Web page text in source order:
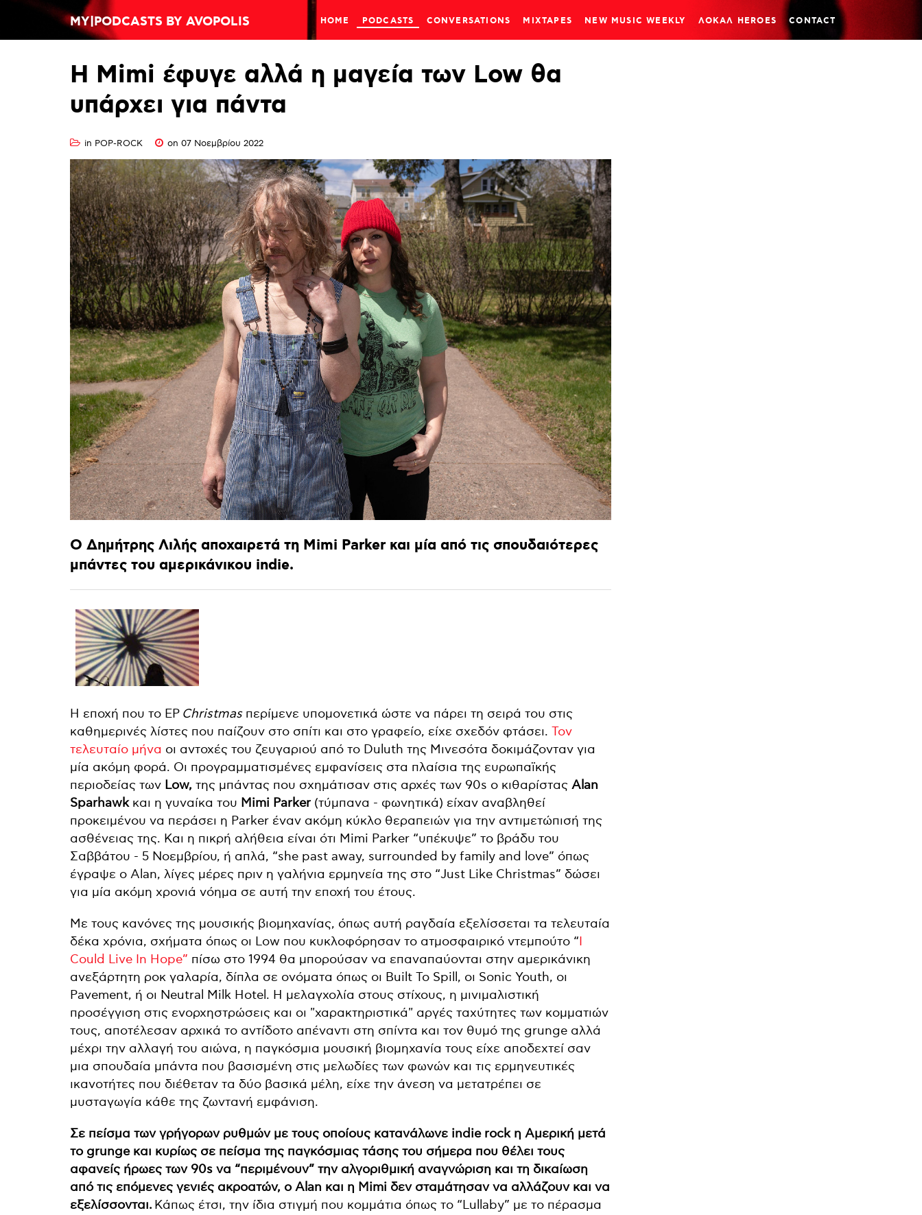
MY|PODCASTS BY AVOPOLIS HOME PODCASTS CONVERSATIONS MIXTAPES NEW MUSIC WEEKLY ΛΟΚΑΛ HEROES CONTACT
Η Mimi έφυγε αλλά η μαγεία των Low θα
υπάρχει για πάντα
in POP-ROCK on 07 Νοεμβρίου 2022
Ο Δημήτρης Λιλής αποχαιρετά τη Mimi Parker και μία από τις σπουδαιότερες
μπάντες του αμερικάνικου indie.
Η εποχή που το EP Christmasπερίμενε υπομονετικά ώστε να πάρει τη σειρά του στις
καθημερινές λίστες που παίζουν στο σπίτι και στο γραφείο, είχε σχεδόν φτάσει. Τον
τελευταίο μήνα οι αντοχές του ζευγαριού από το Duluth της Μινεσότα δοκιμάζονταν για
μία ακόμη φορά. Οι προγραμματισμένες εμφανίσεις στα πλαίσια της ευρωπαϊκής
περιοδείας των Low, της μπάντας που σχημάτισαν στις αρχές των 90s o κιθαρίστας Alan
Sparhawkκαι η γυναίκα του Mimi Parker(τύμπανα - φωνητικά) είχαν αναβληθεί
προκειμένου να περάσει η Parker έναν ακόμη κύκλο θεραπειών για την αντιμετώπισή της
ασθένειας της. Και η πικρή αλήθεια είναι ότι Mimi Parker “υπέκυψε” το βράδυ του
Σαββάτου - 5 Νοεμβρίου, ή απλά, “she past away, surrounded by family and love” όπως
έγραψε ο Alan, λίγες μέρες πριν η γαλήνια ερμηνεία της στο “Just Like Christmas” δώσει
για μία ακόμη χρονιά νόημα σε αυτή την εποχή του έτους.
Με τους κανόνες της μουσικής βιομηχανίας, όπως αυτή ραγδαία εξελίσσεται τα τελευταία
δέκα χρόνια, σχήματα όπως οι Low που κυκλοφόρησαν το ατμοσφαιρικό ντεμπούτο “
Could Live In Hope” πίσω στο 1994 θα μπορούσαν να επαναπαύονται στην αμερικάνικη
ανεξάρτητη ροκ γαλαρία, δίπλα σε ονόματα όπως οι Built To Spill, οι Sonic Youth, οι
Pavement, ή οι Neutral Milk Hotel. Η μελαγχολία στους στίχους, η μινιμαλιστική
προσέγγιση στις ενορχηστρώσεις και οι "χαρακτηριστικά" αργές ταχύτητες των κομματιών
τους, αποτέλεσαν αρχικά το αντίδοτο απέναντι στη σπίντα και τον θυμό της grunge αλλά
μέχρι την αλλαγή του αιώνα, η παγκόσμια μουσική βιομηχανία τους είχε αποδεχτεί σαν
μια σπουδαία μπάντα που βασισμένη στις μελωδίες των φωνών και τις ερμηνευτικές
ικανοτήτες που διέθεταν τα δύο βασικά μέλη, είχε την άνεση να μετατρέπει σε
μυσταγωγία κάθε της ζωντανή εμφάνιση.
Σε πείσμα των γρήγορων ρυθμών με τους οποίους κατανάλωνε indie rock η Αμερική μετά
το grunge και κυρίως σε πείσμα της παγκόσμιας τάσης του σήμερα που θέλει τους
αφανείς ήρωες των 90s να “περιμένουν” την αλγοριθμική αναγνώριση και τη δικαίωση
από τις επόμενες γενιές ακροατών, ο Alan και η Mimi δεν σταμάτησαν να αλλάζουν και να
εξελίσσονται. Κάπως έτσι, την ίδια στιγμή που κομμάτια όπως το “Lullaby” με το πέρασμα